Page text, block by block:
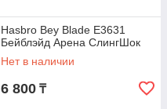
Hasbro Bey Blade E3631
Бейблэйд Арена СлингШок
Нет в наличии
6 800 ₸